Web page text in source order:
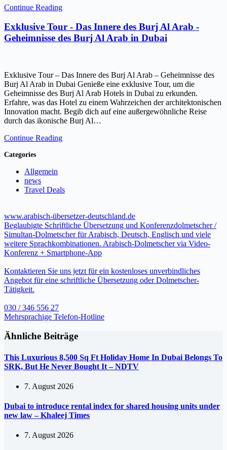
Continue Reading
Exklusive Tour - Das Innere des Burj Al Arab -
Geheimnisse des Burj Al Arab in Dubai
Exklusive Tour – Das Innere des Burj Al Arab – Geheimnisse des
Burj Al Arab in Dubai Genieße eine exklusive Tour, um die
Geheimnisse des Burj Al Arab Hotels in Dubai zu erkunden.
Erfahre, was das Hotel zu einem Wahrzeichen der architektonischen
Innovation macht. Begib dich auf eine außergewöhnliche Reise
durch das ikonische Burj Al…
Continue Reading
Categories
Allgemein
news
Travel Deals
www.arabisch-übersetzer-deutschland.de
Beglaubigte Schriftliche Übersetzung und Konferenzdolmetscher /
Simultan-Dolmetscher für Arabisch, Deutsch, Englisch und viele
weitere Sprachkombinationen. Arabisch-Dolmetscher via Video-
Konferenz + Smartphone-App
Kontaktieren Sie uns jetzt für ein kostenloses unverbindliches
Angebot für eine schriftliche Übersetzung oder Dolmetscher-
Tätigkeit.
030 / 346 556 27
Mehrsprachige Telefon-Hotline
Ähnliche Beiträge
This Luxurious 8,500 Sq Ft Holiday Home In Dubai Belongs To
SRK, But He Never Bought It – NDTV
7. August 2026
Dubai to introduce rental index for shared housing units under
new law – Khaleej Times
7. August 2026